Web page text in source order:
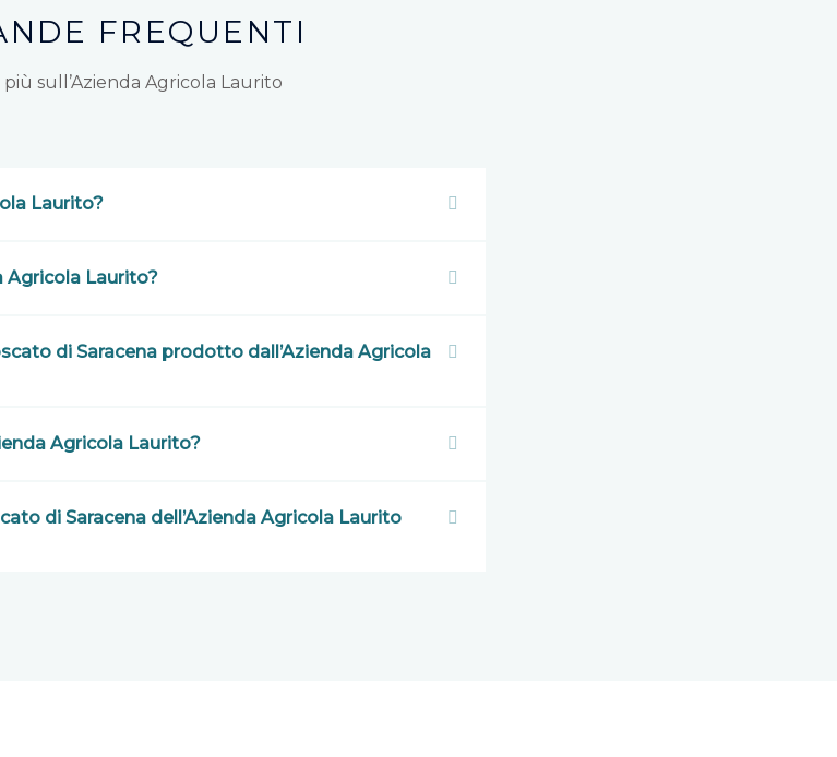
FREQUENTI
più sull’Azienda Agricola Laurito
Laurito?
Agricola Laurito?
di Saracena prodotto dall’Azienda Agricola
Agricola Laurito?
di Saracena dell’Azienda Agricola Laurito